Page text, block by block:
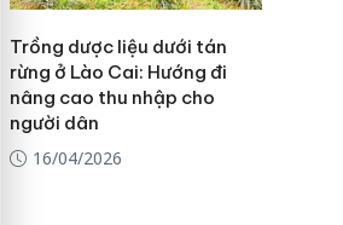
Trồng dược liệu dưới tán
rừng ở Lào Cai: Hướng đi
nâng cao thu nhập cho
người dân
16/04/2026